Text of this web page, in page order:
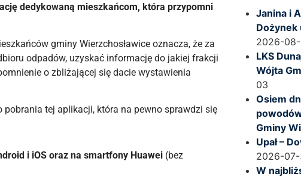
dedykowaną mieszkańcom, która przypomni
gminy Wierzchosławice oznacza, że za
odpadów, uzyskać informację do jakiej frakcji
o zbliżającej się dacie wystawienia
tej aplikacji, która na pewno sprawdzi się
i iOS oraz na smartfony Huawei (bez
Janina i
Dożynek
2026-
LKS
Wójta
03
Osiem
Gminy
Upał –
2026-07-
W